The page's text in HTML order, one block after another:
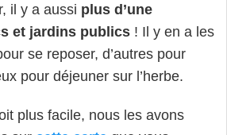
il y a aussi plus d’une
et jardins publics ! Il y en a les
se reposer, d’autres pour
pour déjeuner sur l’herbe.
plus facile, nous les avons